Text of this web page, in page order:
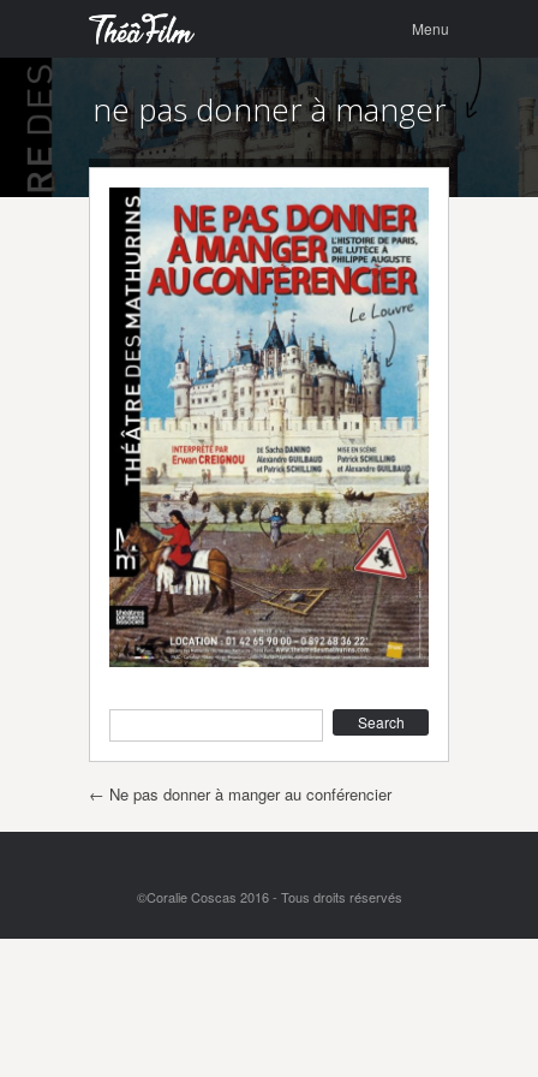
content
Menu
ne pas donner à manger
Post navigation
← Ne pas donner à manger au conférencier
©Coralie Coscas 2016 - Tous droits réservés